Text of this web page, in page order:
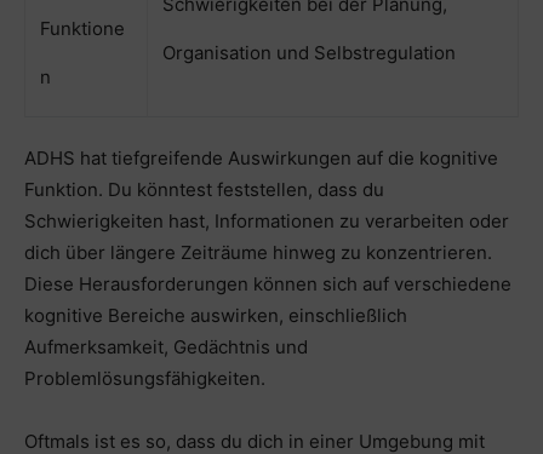
Funktione
n
Organisation und Selbstregulation
ADHS hat tiefgreifende Auswirkungen auf die kognitive
Funktion. Du könntest feststellen, dass du
Schwierigkeiten hast, Informationen zu verarbeiten oder
dich über längere Zeiträume hinweg zu konzentrieren.
Diese Herausforderungen können sich auf verschiedene
kognitive Bereiche auswirken, einschließlich
Aufmerksamkeit, Gedächtnis und
Problemlösungsfähigkeiten.
Oftmals ist es so, dass du dich in einer Umgebung mit